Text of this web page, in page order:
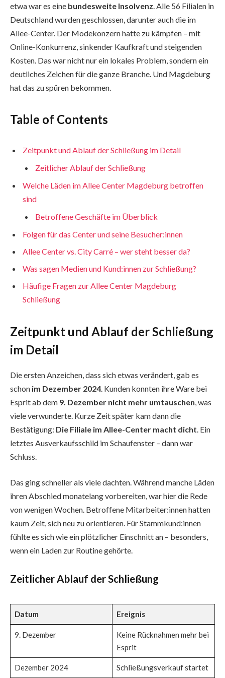
etwa war es eine bundesweite Insolvenz. Alle 56 Filialen in
Deutschland wurden geschlossen, darunter auch die im
Allee-Center. Der Modekonzern hatte zu kämpfen – mit
Online-Konkurrenz, sinkender Kaufkraft und steigenden
Kosten. Das war nicht nur ein lokales Problem, sondern ein
deutliches Zeichen für die ganze Branche. Und Magdeburg
hat das zu spüren bekommen.
Table of Contents
Zeitpunkt und Ablauf der Schließung im Detail
Zeitlicher Ablauf der Schließung
Welche Läden im Allee Center Magdeburg betroffen
sind
Betroffene Geschäfte im Überblick
Folgen für das Center und seine Besucher:innen
Allee Center vs. City Carré – wer steht besser da?
Was sagen Medien und Kund:innen zur Schließung?
Häufige Fragen zur Allee Center Magdeburg
Schließung
Zeitpunkt und Ablauf der Schließung
im Detail
Die ersten Anzeichen, dass sich etwas verändert, gab es
schon im Dezember 2024 . Kunden konnten ihre Ware bei
Esprit ab dem 9. Dezember nicht mehr umtauschen , was
viele verwunderte. Kurze Zeit später kam dann die
Bestätigung: Die Filiale im Allee-Center macht dicht . Ein
letztes Ausverkaufsschild im Schaufenster – dann war
Schluss.
Das ging schneller als viele dachten. Während manche Läden
ihren Abschied monatelang vorbereiten, war hier die Rede
von wenigen Wochen. Betroffene Mitarbeiter:innen hatten
kaum Zeit, sich neu zu orientieren. Für Stammkund:innen
fühlte es sich wie ein plötzlicher Einschnitt an – besonders,
wenn ein Laden zur Routine gehörte.
Zeitlicher Ablauf der Schließung
Datum Ereignis
9. Dezember
Keine Rücknahmen mehr bei
Esprit
Dezember 2024 Schließungsverkauf startet